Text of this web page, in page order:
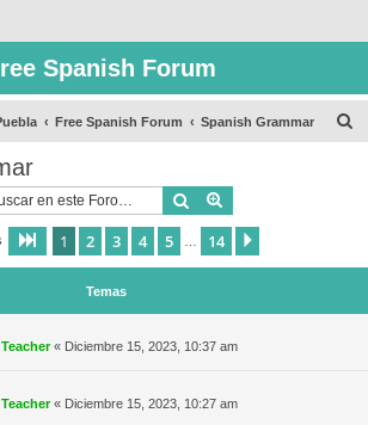
Spanish Forum
Free Spanish Forum Spanish Grammar
Buscar
Página de 14
1 2 3 4 5 14
Temas
« Diciembre 15, 2023, 10:37 am
« Diciembre 15, 2023, 10:27 am